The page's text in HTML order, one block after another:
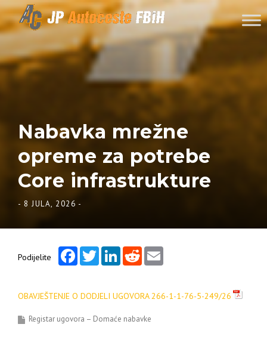
Skip to content
Nabavka mrežne
opreme za potrebe
Core infrastrukture
- 8 JULA, 2026 -
Podijelite
FacebookTwitterLinkedInReddit
OBAVJEŠTENJE O DODJELI UGOVORA 266-1-1-76-5-249/26
Registar ugovora – Domaće nabavke